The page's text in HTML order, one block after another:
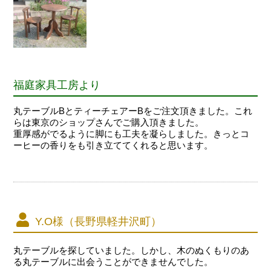
福庭家具工房より
丸テーブルBとティーチェアーBをご注文頂きました。これ
らは東京のショップさんでご購入頂きました。
重厚感がでるように脚にも工夫を凝らしました。きっとコ
ーヒーの香りをも引き立ててくれると思います。
Y.O様（長野県軽井沢町）
丸テーブルを探していました。しかし、木のぬくもりのあ
る丸テーブルに出会うことができませんでした。